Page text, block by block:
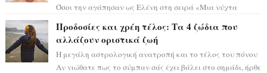
Όσοι την αγάπησαν ως Ελένη στη σειρά «Μια νύχτα
Προδοσίες και χρέη τέλος: Τα 4 ζώδια που
αλλάζουν οριστικά ζωή
Η μεγάλη αστρολογική ανατροπή και το τέλος του πόνου
Αν νιώθατε πως το σύμπαν σάς έχει βάλει στο σημάδι, ήρθε